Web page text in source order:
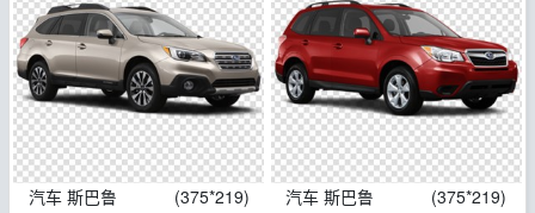
汽车 斯巴鲁 (375*219) 汽车 斯巴鲁 (375*219)